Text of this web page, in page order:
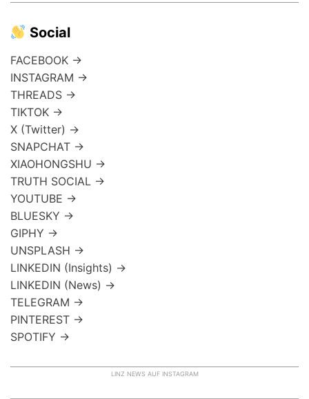
Social
FACEBOOK →
INSTAGRAM →
THREADS →
TIKTOK →
X (Twitter) →
SNAPCHAT →
XIAOHONGSHU →
TRUTH SOCIAL →
YOUTUBE →
BLUESKY →
GIPHY →
UNSPLASH →
LINKEDIN (Insights) →
LINKEDIN (News) →
TELEGRAM →
PINTEREST →
SPOTIFY →
LINZ NEWS AUF INSTAGRAM